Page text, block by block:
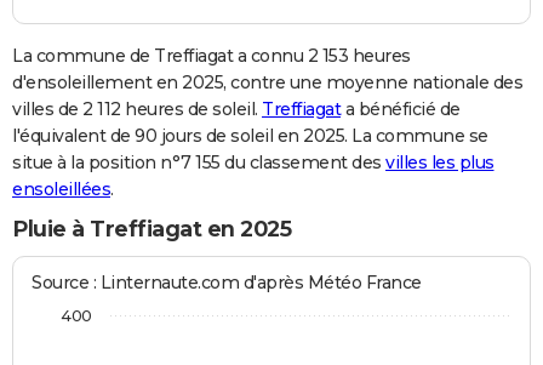
La commune de Treffiagat a connu 2 153 heures
d'ensoleillement en 2025, contre une moyenne nationale des
villes de 2 112 heures de soleil. Treffiagata bénéficié de
l'équivalent de 90 jours de soleil en 2025. La commune se
situe à la position n°7 155 du classement des villes les plus
ensoleillées.
Pluie à Treffiagat en 2025
Source : Linternaute.com d'après Météo France
400